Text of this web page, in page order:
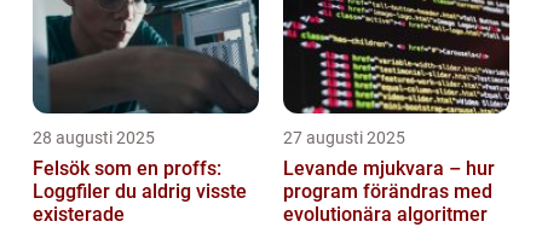
28 augusti 2025
Felsök som en proffs:
Loggfiler du aldrig visste
existerade
27 augusti 2025
Levande mjukvara – hur
program förändras med
evolutionära algoritmer